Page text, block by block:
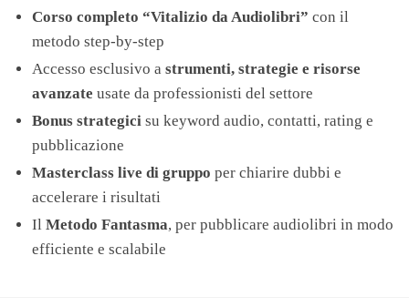
Corso completo “Vitalizio da Audiolibri” con il
metodo step-by-step
Accesso esclusivo a strumenti, strategie e risorse
avanzate usate da professionisti del settore
Bonus strategici su keyword audio, contatti, rating e
pubblicazione
Masterclass live di gruppo per chiarire dubbi e
accelerare i risultati
Il Metodo Fantasma, per pubblicare audiolibri in modo
efficiente e scalabile